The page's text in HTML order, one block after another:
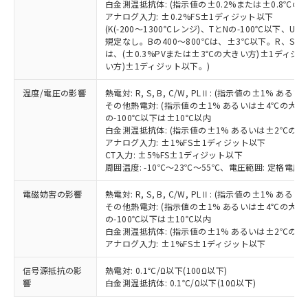
白金測温抵抗体: (指示値の±0.2%または±0.8℃の
アナログ入力: ±0.2%FS±1ディジット以下
(K(-200～1300℃レンジ)、TとNの-100℃以下、U
規定なし。Bの400～800℃は、±3℃以下。R、S
は、(±0.3%PVまたは±3℃の大きい方)±1ディジ
い方)±1ディジット以下。)
温度/電圧の影響
熱電対: R, S, B, C/W, PLⅡ: (指示値の±1% ある
その他熱電対: (指示値の±1% あるいは±4℃の大き
の-100℃以下は±10℃以内
白金測温抵抗体: (指示値の±1% あるいは±2℃の大
アナログ入力: ±1%FS±1ディジット以下
CT入力: ±5%FS±1ディジット以下
周囲温度: -10℃～23℃～55℃、電圧範囲: 定格電圧
電磁妨害の影響
熱電対: R, S, B, C/W, PLⅡ: (指示値の±1% ある
その他熱電対: (指示値の±1% あるいは±4℃の大き
の-100℃以下は±10℃以内
白金測温抵抗体: (指示値の±1% あるいは±2℃の大
アナログ入力: ±1%FS±1ディジット以下
信号源抵抗の影
響
熱電対: 0.1℃/Ω以下(100Ω以下)
白金測温抵抗体: 0.1℃/Ω以下(10Ω以下)
準価格とは異なる場合があることをご
了承ください。
正式な納期状況および標準価格はお客
様のお取引先、またはお客様担当のオ
ムロン制御機器販売店・当社販売員に
ご相談ください。
オムロン制御機器販売店や当社販売拠
点は「販売ネットワーク
」をご確認
ください。
在庫状況および標準価格結果を当社の
事前の承諾なく第三者に漏洩または開
示しないようお願いします。
マイパーツ機能（部品リスト作成サー
ビス）をご利用いただくには、I-Web
メンバーズにご登録されている必要が
あります。
お客様が当ウェブサイト上で当社にご
登録された部品リストについて、当社
および当社の共同利用者が、当社の製
品・サービスに関するお客様との取
引・商談に必要な範囲で利用すること
六価クロム(Cr(Ⅵ)) 1000ppm以下、ポリ臭化ビフェニル
類(PBB) 1000ppm以下、ポリ臭化ジフェニルエーテル類
(PBDE) 1000ppm以下、フタル酸ビス(2-エチルヘキシ
ル) (DEHP)(別名：DOP) 1000ppm以下、フタル酸ブチ
ルベンジル（BBP） 1000ppm以下、フタル酸ジブチル
（DBP） 1000ppm以下、フタル酸ジイソブチル
(DIBP) 1000ppm以下
但し、RoHS指令で産業用監視および制御機器に対する
適用除外項目は除く。
フタル酸エステル類の４物質については閾値を超える意
図的な使用がないことを確認しています。
※2 対応予定月
部品在庫の切り替え状況などにより、予定
月が前後することがあります。
※3 非含有証明書ダウンロード
下記の非含有証明書をダウンロードするこ
とができます。
ム) : 100ppm、
Cr(Ⅵ)(六価クロム) : 1000ppm、 PBBs(ポリ臭化ビフェ
ニル類) : 1000ppm、 PBDEs(ポリ臭化ジフェニルエーテ
ル類) : 1000ppm、
DBP(フタル酸ジブチル) : 1000ppm、 DIBP(フタル酸ジ
イソブチル) : 1000ppm、 BBP(フタル酸ブチルベンジ
ル) : 1000ppm、
DEHP(フタル酸ビス(2-エチルヘキシル)) : 1000ppm
※2 環境保護使用期限
「ｅ」：有害物質（10物質）のすべてが基
準値以下であることを示します。
「10」：通常の使用状況下において有害物
質が外部に漏えいし、環境に深刻な影響を
及ぼさない年数を意味します。
「－」：未確認です。当社販売部門へお問
い合わせください。
可)を取得するなどの必要な手続きを
とります。
当社は規制貨物を破棄する場合は、完
全に破砕するなど、違法に輸出されな
いよう必要な手段を講じます。
当社は貴社製品を、核兵器、ミサイ
ル、化学兵器、生物兵器またはその他
武器並びにこれらの製造装置等に一切
使用いたしません。
当社は、貴社製品を第三者に販売する
場合は、上記1、2および3の内容を当
該第三者に通知します。また当社は、
販売先および販売に係わる関係者が違
法に輸出するおそれがある場合は、取
り引きをいたしません。
合意する キャンセル
一定数以上の在庫あり
一定数には満たないが在庫あり
－
在庫なし(最新の在庫状況につ
いては、お客様のお取引先、ま
たはお客様担当のオムロン制御
機器販売店・当社販売員にご確
認ください)
白
情報を公開していない機種